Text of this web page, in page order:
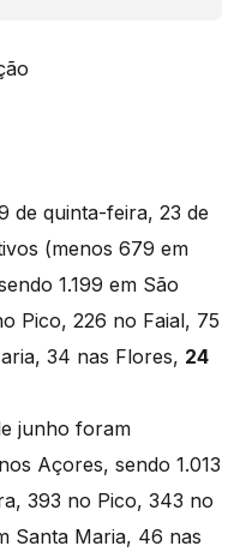
de quinta-feira, 23 de
(menos 679 em
1.199 em São
Pico, 226 no Faial, 75
34 nas Flores, 24
junho foram
Açores, sendo 1.013
393 no Pico, 343 no
Santa Maria, 46 nas